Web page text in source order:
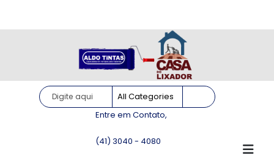
Entre em Contato,
(41) 3040 - 4080